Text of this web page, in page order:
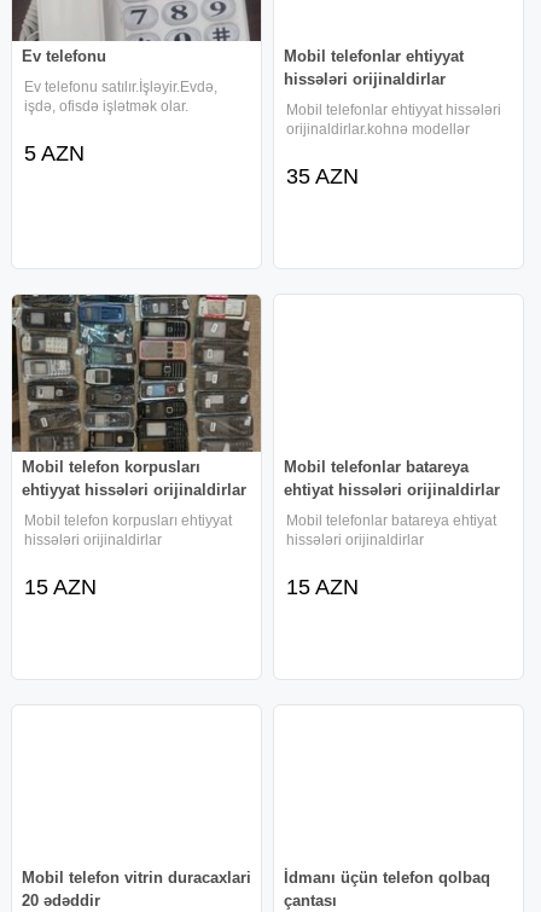
Ev telefonu
Ev telefonu satılır.İşləyir.Evdə,
işdə, ofisdə işlətmək olar.
5 AZN
Mobil telefonlar ehtiyyat
hissələri orijinaldirlar
Mobil telefonlar ehtiyyat hissələri
orijinaldirlar.kohnə modellər
35 AZN
Mobil telefon korpusları
ehtiyyat hissələri orijinaldirlar
Mobil telefon korpusları ehtiyyat
hissələri orijinaldirlar
15 AZN
Mobil telefonlar batareya
ehtiyat hissələri orijinaldirlar
Mobil telefonlar batareya ehtiyat
hissələri orijinaldirlar
15 AZN
Mobil telefon vitrin duracaxlari
20 ədəddir
İdmanı üçün telefon qolbaq
çantası